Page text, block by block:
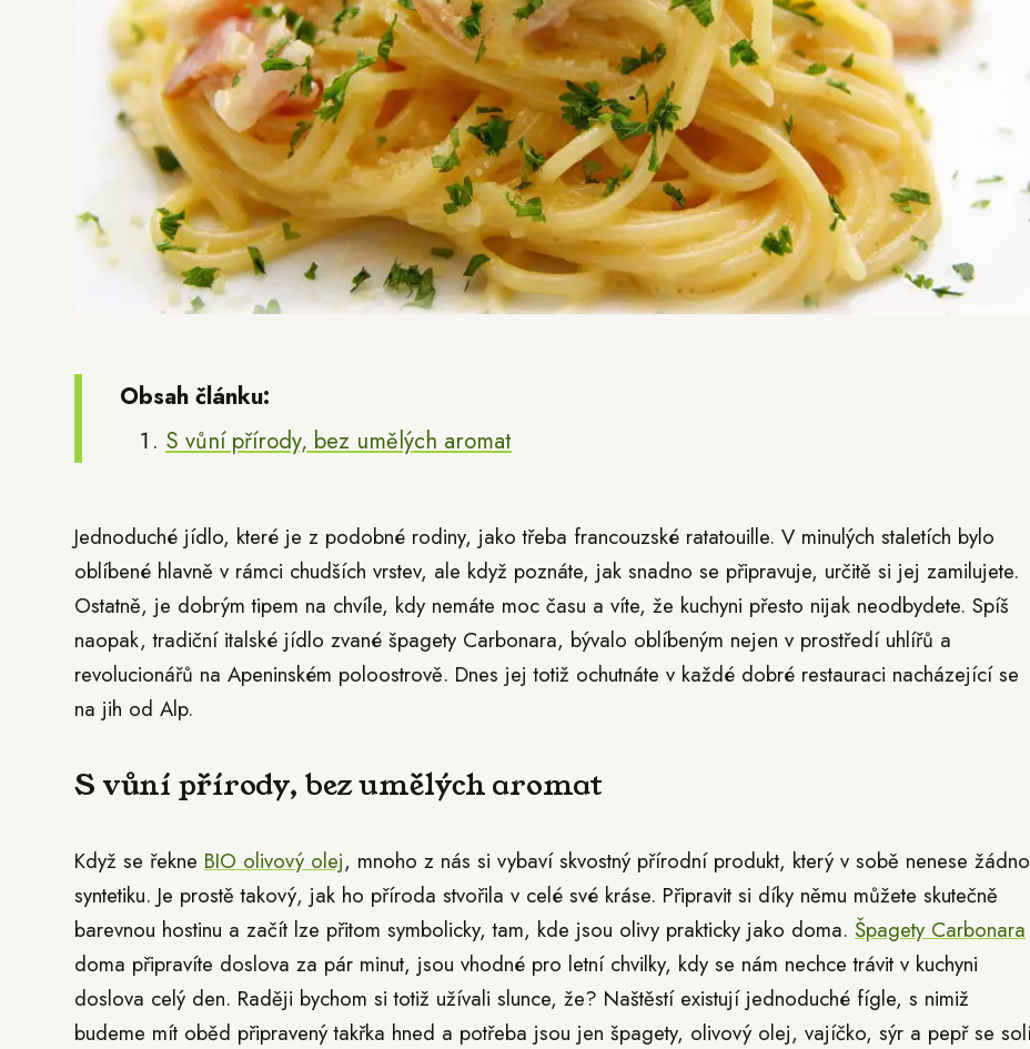
Obsah článku:
S vůní přírody, bez umělých aromat
Jednoduché jídlo, které je z podobné rodiny, jako třeba francouzské ratatouille. V minulých staletích bylo
oblíbené hlavně v rámci chudších vrstev, ale když poznáte, jak snadno se připravuje, určitě si jej zamilujete.
Ostatně, je dobrým tipem na chvíle, kdy nemáte moc času a víte, že kuchyni přesto nijak neodbydete. Spíš
naopak, tradiční italské jídlo zvané špagety Carbonara, bývalo oblíbeným nejen v prostředí uhlířů a
revolucionářů na Apeninském poloostrově. Dnes jej totiž ochutnáte v každé dobré restauraci nacházející se
na jih od Alp.
S vůní přírody, bez umělých aromat
Když se řekne BIO olivový olej, mnoho z nás si vybaví skvostný přírodní produkt, který v sobě nenese
syntetiku. Je prostě takový, jak ho příroda stvořila v celé své kráse. Připravit si díky němu můžete skutečně
barevnou hostinu a začít lze přitom symbolicky, tam, kde jsou olivy prakticky jako doma. Špagety Carbonara
doma připravíte doslova za pár minut, jsou vhodné pro letní chvilky, kdy se nám nechce trávit v kuchyni
doslova celý den. Raději bychom si totiž užívali slunce, že? Naštěstí existují jednoduché fígle, s nimiž
budeme mít oběd připravený takřka hned a potřeba jsou jen špagety, olivový olej, vajíčko, sýr a pepř se